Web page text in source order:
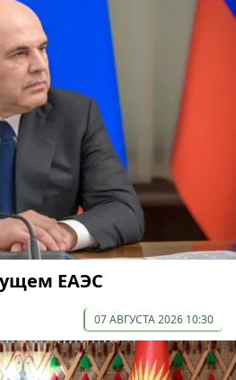
ЕАЭС
07 АВГУСТА 2026 10:30